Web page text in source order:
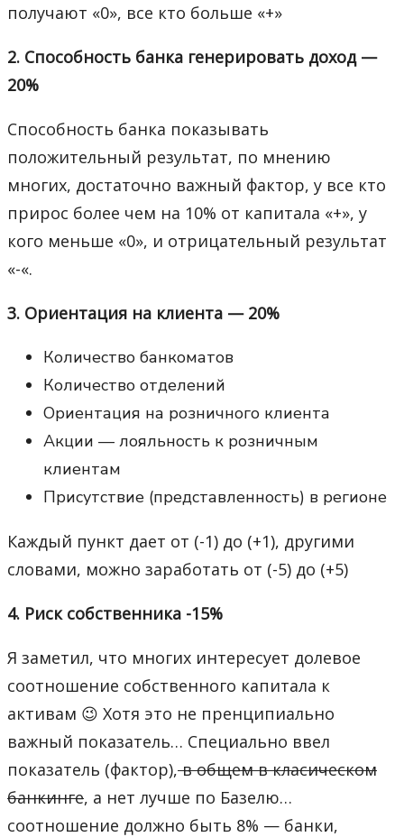
получают «0», все кто больше «+»
2. Способность банка генерировать доход —
20%
Способность банка показывать
положительный результат, по мнению
многих, достаточно важный фактор, у все кто
прирос более чем на 10% от капитала «+», у
кого меньше «0», и отрицательный результат
«-«.
3. Ориентация на клиента — 20%
Количество банкоматов
Количество отделений
Ориентация на розничного клиента
Акции — лояльность к розничным
клиентам
Присутствие (представленность) в регионе
Каждый пункт дает от (-1) до (+1), другими
словами, можно заработать от (-5) до (+5)
4. Риск собственника -15%
Я заметил, что многих интересует долевое
соотношение собственного капитала к
активам 😉 Хотя это не пренципиально
важный показатель… Специально ввел
показатель (фактор),в общем в класическом
банкинге, а нет лучше по Базелю…
соотношение должно быть 8% — банки,